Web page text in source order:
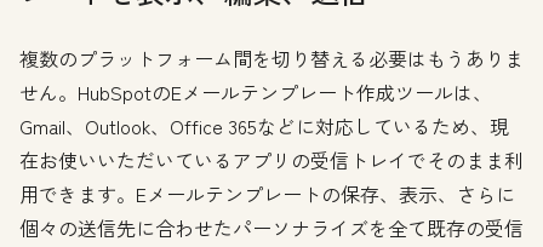
複数のプラットフォーム間を切り替える必要はもうありま
せん。HubSpotのEメールテンプレート作成ツールは、
Gmail、Outlook、Office 365などに対応しているため、現
在お使いいただいているアプリの受信トレイでそのまま利
用できます。Eメールテンプレートの保存、表示、さらに
個々の送信先に合わせたパーソナライズを全て既存の受信